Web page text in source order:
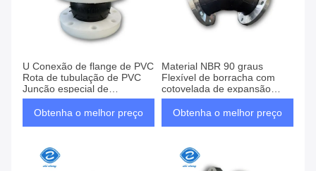
U Conexão de flange de PVC
Rota de tubulação de PVC
Junção especial de
expansão de borracha para
petróleo e mais
Obtenha o melhor preço
Material NBR 90 graus
Flexível de borracha com
cotovelada de expansão
para teste de alta pressão
Obtenha o melhor preço